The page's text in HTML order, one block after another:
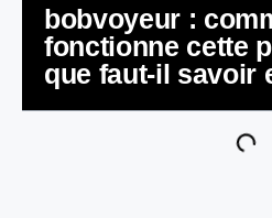
bobvoyeur :
fonctionne cette
que faut-il savoir